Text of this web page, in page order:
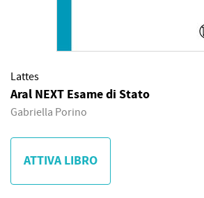
Lattes
Aral NEXT Esame di Stato
Gabriella Porino
ATTIVA LIBRO